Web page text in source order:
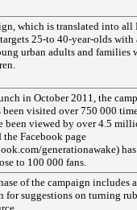
which is translated into all
25-to 40-year-olds with
urban adults and families
in October 2011, the
been visited over 750 000
been viewed by over 4.5
the Facebook page
generationawake) has
to 100 000 fans.
of the campaign includes
for suggestions on turning